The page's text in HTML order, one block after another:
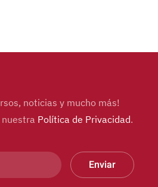
noticias y mucho más!
Política de Privacidad.
Enviar